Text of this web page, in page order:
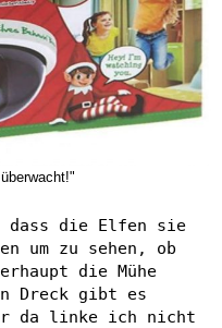
dass die Elfen sie
um zu sehen, ob
die Mühe
Dreck gibt es
da linke ich nicht